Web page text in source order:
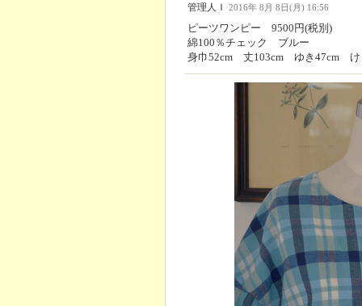
管理人Ｉ 2016年 8月 8日(月) 16:56
ピーツワンピー 9500円(税別)
綿100％チェック ブルー
身巾52cm 丈103cm ゆき47cm け